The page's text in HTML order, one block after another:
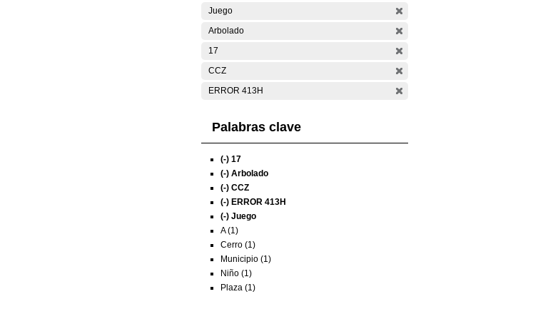
Juego
Arbolado
17
CCZ
ERROR 413H
Palabras clave
(-) 17
(-) Arbolado
(-) CCZ
(-) ERROR 413H
(-) Juego
A (1)
Cerro (1)
Municipio (1)
Niño (1)
Plaza (1)